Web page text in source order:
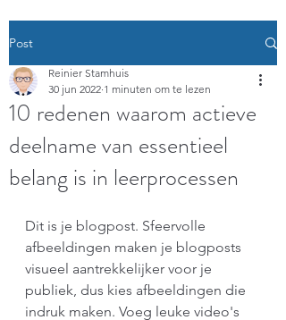
Post
10 redenen waarom actieve
deelname van essentieel
belang is in leerprocessen
Reinier Stamhuis
30 jun 2022 1 minuten om te lezen
Dit is je blogpost. Sfeervolle
afbeeldingen maken je blogposts
visueel aantrekkelijker voor je
publiek, dus kies afbeeldingen die
indruk maken. Voeg leuke video's